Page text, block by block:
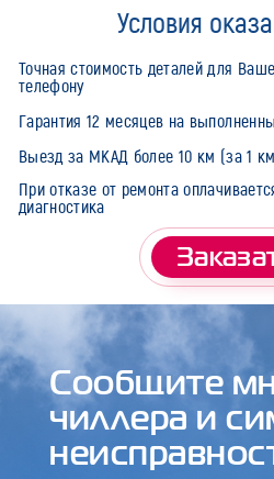
Условия
Точная стоимость деталей для
телефону
Гарантия 12 месяцев на
Выезд за МКАД более 10 км (за 1
При отказе от ремонта
диагностика
Сообщите
чиллера и